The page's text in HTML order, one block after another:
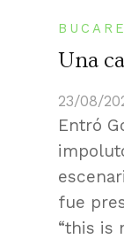
Una
23/08/
Entró
fue
“this is